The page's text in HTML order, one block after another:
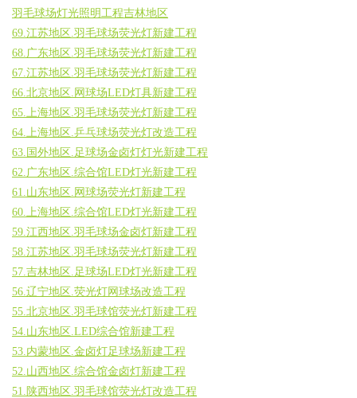
羽毛球场灯光照明工程吉林地区
69.江苏地区.羽毛球场荧光灯新建工程
68.广东地区.羽毛球场荧光灯新建工程
67.江苏地区.羽毛球场荧光灯新建工程
66.北京地区.网球场LED灯具新建工程
65.上海地区.羽毛球场荧光灯新建工程
64.上海地区.乒乓球场荧光灯改造工程
63.国外地区.足球场金卤灯灯光新建工程
62.广东地区.综合馆LED灯光新建工程
61.山东地区.网球场荧光灯新建工程
60.上海地区.综合馆LED灯光新建工程
59.江西地区.羽毛球场金卤灯新建工程
58.江苏地区.羽毛球场荧光灯新建工程
57.吉林地区.足球场LED灯光新建工程
56.辽宁地区.荧光灯网球场改造工程
55.北京地区.羽毛球馆荧光灯新建工程
54.山东地区.LED综合馆新建工程
53.内蒙地区.金卤灯足球场新建工程
52.山西地区.综合馆金卤灯新建工程
51.陕西地区.羽毛球馆荧光灯改造工程